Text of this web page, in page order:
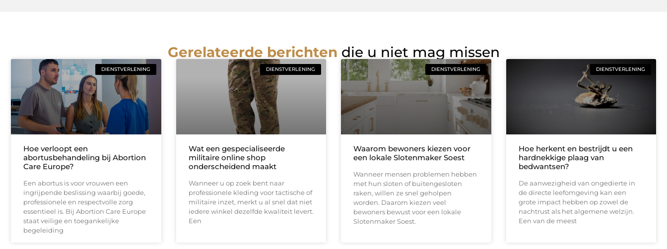
Gerelateerde berichten die u niet mag missen
DIENSTVERLENING
Hoe verloopt een
abortusbehandeling bij Abortion
Care Europe?
Een abortus is voor vrouwen een
ingrijpende beslissing waarbij goede,
professionele en respectvolle zorg
essentieel is. Bij Abortion Care Europe
staat veilige en toegankelijke
begeleiding
DIENSTVERLENING
Wat een gespecialiseerde
militaire online shop
onderscheidend maakt
Wanneer u op zoek bent naar
professionele kleding voor tactische of
militaire inzet, merkt u al snel dat niet
iedere winkel dezelfde kwaliteit levert.
Een
DIENSTVERLENING
Waarom bewoners kiezen voor
een lokale Slotenmaker Soest
Wanneer mensen problemen hebben
met hun sloten of buitengesloten
raken, willen ze snel geholpen
worden. Daarom kiezen veel
bewoners bewust voor een lokale
Slotenmaker Soest.
DIENSTVERLENING
Hoe herkent en bestrijdt u een
hardnekkige plaag van
bedwantsen?
De aanwezigheid van ongedierte in
de directe leefomgeving kan een
grote impact hebben op zowel de
nachtrust als het algemene welzijn.
Een van de meest